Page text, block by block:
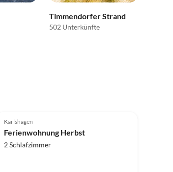
Timmendorfer Strand
502 Unterkünfte
Karlshagen
Ferienwohnung Herbst
2 Schlafzimmer